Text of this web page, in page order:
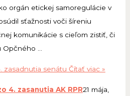
orgán etickej samoregulácie v
sťažnosti voči šíreniu
komunikácie s cieľom zistiť, či
Opčného …
zasadnutia senátu Čítať viac »
4. zasanutia AK RPR21 mája,